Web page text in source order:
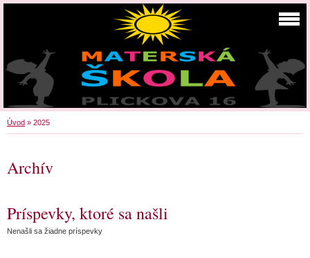
Úvod » 2025
Archív
Príspevky, ktoré sa našli
Nenašli sa žiadne príspevky